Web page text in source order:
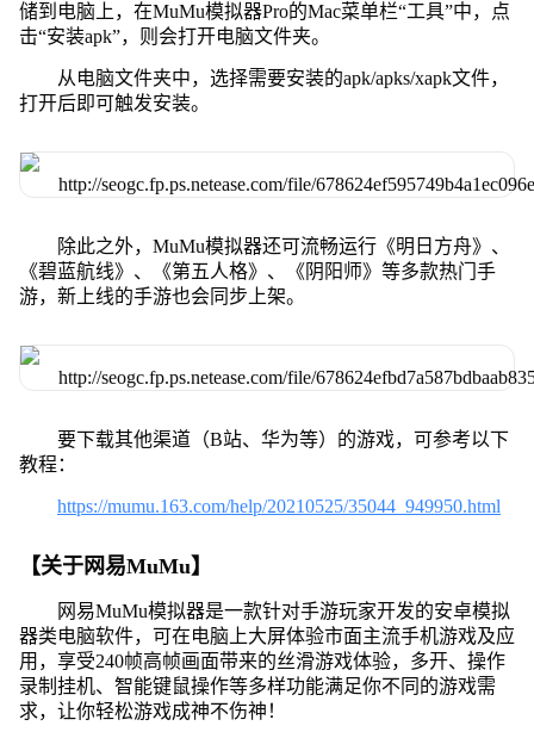
储到电脑上，在MuMu模拟器Pro的Mac菜单栏“工具”中，点
击“安装apk”，则会打开电脑文件夹。
从电脑文件夹中，选择需要安装的apk/apks/xapk文件，
打开后即可触发安装。
除此之外，MuMu模拟器还可流畅运行《明日方舟》、
《碧蓝航线》、《第五人格》、《阴阳师》等多款热门手
游，新上线的手游也会同步上架。
要下载其他渠道（B站、华为等）的游戏，可参考以下
教程：
https://mumu.163.com/help/20210525/35044_949950.html
【关于网易MuMu】
网易MuMu模拟器是一款针对手游玩家开发的安卓模拟
器类电脑软件，可在电脑上大屏体验市面主流手机游戏及应
用，享受240帧高帧画面带来的丝滑游戏体验，多开、操作
录制挂机、智能键鼠操作等多样功能满足你不同的游戏需
求，让你轻松游戏成神不伤神！